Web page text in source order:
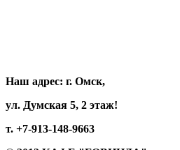
Наш адрес: г. Омск,
ул. Думская 5, 2 этаж!
т. +7-913-148-9663